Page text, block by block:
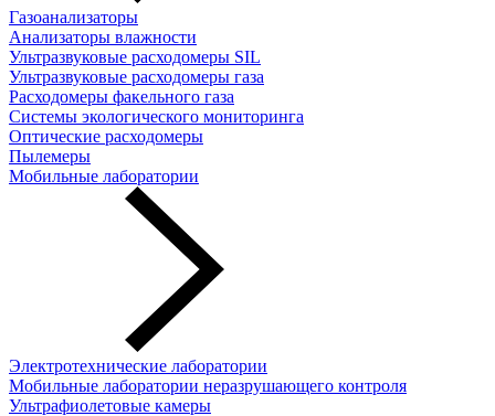
Газоанализаторы
Анализаторы влажности
Ультразвуковые расходомеры SIL
Ультразвуковые расходомеры газа
Расходомеры факельного газа
Системы экологического мониторинга
Оптические расходомеры
Пылемеры
Мобильные лаборатории
Электротехнические лаборатории
Мобильные лаборатории неразрушающего контроля
Ультрафиолетовые камеры